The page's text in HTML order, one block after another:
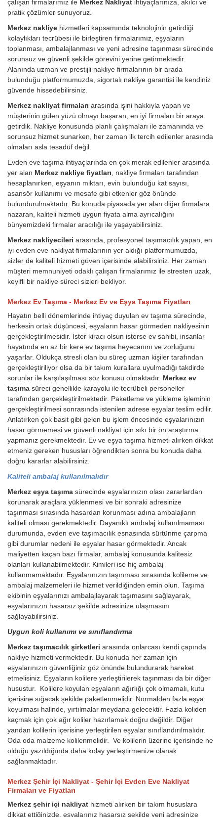
çalışan firmalarımız ile Merkez Nakliyat ihtiyaçlarınıza, akılcı ve
pratik çözümler sunuyoruz.
Merkez nakliye hizmetleri kapsamında teknolojinin getirdiği
kolaylıkları tecrübesi ile birleştiren firmalarımız, eşyaların
toplanması, ambalajlanması ve yeni adresine taşınması sürecinde
sorunsuz ve güvenli şekilde görevini yerine getirmektedir.
Alanında uzman ve prestijli nakliye firmalarının bir arada
bulunduğu platformumuzda, sigortalı nakliye garantisi ile kendiniz
güvende hissedebilirsiniz.
Merkez nakliyat firmaları arasında işini hakkıyla yapan ve
müşterinin gülen yüzü olmayı başaran, en iyi firmaları bir araya
getirdik. Nakliye konusunda planlı çalışmaları ile zamanında ve
sorunsuz hizmet sunarken, her zaman ilk tercih edilenler arasında
olmaları asla tesadüf değil.
Evden eve taşıma ihtiyaçlarında en çok merak edilenler arasında
yer alan Merkez nakliye fiyatları, nakliye firmaları tarafından
hesaplanırken, eşyanın miktarı, evin bulunduğu kat sayısı,
asansör kullanımı ve mesafe gibi etkenler göz önünde
bulundurulmaktadır. Bu konuda piyasada yer alan diğer firmalara
nazaran, kaliteli hizmeti uygun fiyata alma ayrıcalığını
bünyemizdeki firmalar aracılığı ile yaşayabilirsiniz.
Merkez nakliyecileri arasında, profesyonel taşımacılık yapan, en
iyi evden eve nakliyat firmalarının yer aldığı platformumuzda,
sizler de kaliteli hizmeti güven içerisinde alabilirsiniz. Her zaman
müşteri memnuniyeti odaklı çalışan firmalarımız ile stresten uzak,
keyifli bir nakliye süreci sizleri bekliyor.
Merkez Ev Taşıma - Merkez Ev ve Eşya Taşıma Fiyatları
Hayatın belli dönemlerinde ihtiyaç duyulan ev taşıma sürecinde,
herkesin ortak düşüncesi, eşyaların hasar görmeden nakliyesinin
gerçekleştirilmesidir. İster kiracı olsun isterse ev sahibi, insanlar
hayatında en az bir kere ev taşıma heyecanını ve zorluğunu
yaşarlar. Oldukça stresli olan bu süreç uzman kişiler tarafından
gerçekleştiriliyor olsa da bir takım kurallara uyulmadığı takdirde
sorunlar ile karşılaşılması söz konusu olmaktadır. Merkez ev
taşıma süreci genellikle karayolu ile tecrübeli personeller
tarafından gerçekleştirilmektedir. Paketleme ve yükleme işleminin
gerçekleştirilmesi sonrasında istenilen adrese eşyalar teslim edilir.
Anlatırken çok basit gibi gelen bu işlem öncesinde eşyalarınızın
hasar görmemesi ve güvenli nakliyat için sıkı bir ön araştırma
yapmanız gerekmektedir. Ev ve eşya taşıma hizmeti alırken dikkat
etmeniz gereken hususları öğrendikten sonra bu konuda daha
doğru kararlar alabilirsiniz.
Kaliteli ambalaj kullanılmalıdır
Merkez eşya taşıma sürecinde eşyalarınızın olası zararlardan
korunarak araçlara yüklenmesi ve bir sonraki adresinize
taşınması sırasında hasardan korunması adına ambalajların
kaliteli olması gerekmektedir. Dayanıklı ambalaj kullanılmaması
durumunda, evden eve taşımacılık esnasında sürtünme çarpma
gibi durumlar nedeni ile eşyalar hasar görmektedir. Ancak
maliyetten kaçan bazı firmalar, ambalaj konusunda kalitesiz
olanları kullanabilmektedir. Kimileri ise hiç ambalaj
kullanmamaktadır. Eşyalarınızın taşınması sırasında kolileme ve
ambalaj malzemeleri ile hizmet verildiğinden emin olun. Taşıma
ekibinin eşyalarınızı ambalajlayarak taşımasını sağlayarak,
eşyalarınızın hasarsız şekilde adresinize ulaşmasını
sağlayabilirsiniz.
Uygun koli kullanımı ve sınıflandırma
Merkez taşımacılık şirketleri arasında onlarcası kendi çapında
nakliye hizmeti vermektedir. Bu konuda her zaman için
eşyalarınızın güvenliğiniz göz önünde bulundurarak hareket
etmelisiniz. Eşyaların kolilere yerleştirilerek taşınması da bir diğer
husustur. Kolilere koyulan eşyaların ağırlığı çok olmamalı, kutu
içerisine sığacak şekilde paketlenmelidir. Normalden fazla eşya
koyulması halinde, yırtılmalar meydana gelecektir. Fazla koliden
kaçmak için çok ağır koliler hazırlamak doğru değildir. Diğer
yandan kolilerin içerisine yerleştirilen eşyalar sınıflandırılmalıdır.
Oda oda malzeme kolilenmelidir. Ve kolilerin üzerine içerisinde ne
olduğu yazıldığında daha kolay yerleştirmenize olanak
sağlanmaktadır.
Merkez Şehir İçi Nakliyat - Şehir İçi Evden Eve Nakliyat
Firmaları ve Fiyatları
Merkez şehir içi nakliyat hizmeti alırken bir takım hususlara
dikkat ettiğinizde, eşyalarınız hasarsız şekilde yeni adresinize